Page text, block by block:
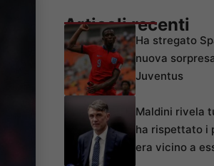
Articoli recenti
Ha stregato
nuova
Juventus
Maldini rivela
ha rispettato i
era vicino a